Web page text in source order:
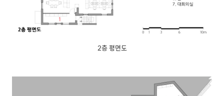
2층 평면도